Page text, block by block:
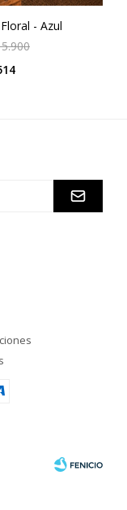
- Azul
5.900